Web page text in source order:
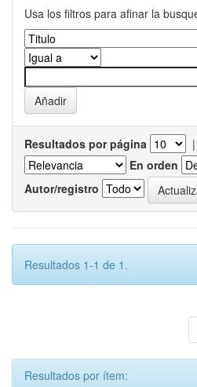
Usa los filtros para afinar la
Resultados por página |
En orden
Autor/registro
Resultados 1-1 de 1.
Resultados por ítem: